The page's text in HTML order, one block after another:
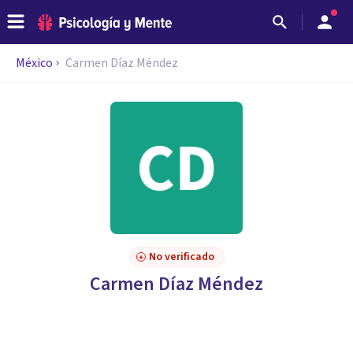
México Carmen Díaz Méndez
No verificado
Carmen Díaz Méndez